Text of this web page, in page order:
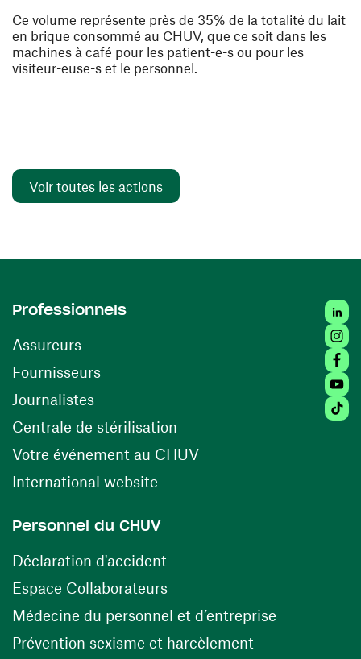
Ce volume représente près de 35% de la totalité du lait
en brique consommé au CHUV, que ce soit dans les
machines à café pour les patient-e-s ou pour les
visiteur-euse-s et le personnel.
Voir toutes les actions
Professionnels
Assureurs
Fournisseurs(ouvre une nouvelle fenêtre)
Journalistes
Centrale de stérilisation (ouvre une nouvelle
Votre événement au CHUV(ouvre une nouvelle
International website
Personnel du CHUV
Déclaration d'accident
Espace Collaborateurs(ouvre une nouvelle fenêtre)
Médecine du personnel et d’entreprise
Prévention sexisme et harcèlement